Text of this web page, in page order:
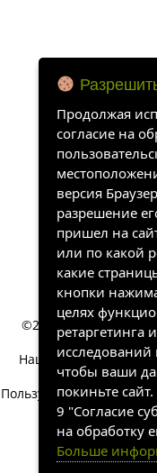
©2022-2026,
Наш сайт собирает
Пользуясь сайтом вы
Продолжая
согласие на
версия
разрешение
пришел на
или по какой
какие
кнопки
целях
ретаргетинга
исследований
чтобы ваши
покиньте
9 "Согласие
на обработку
Больше